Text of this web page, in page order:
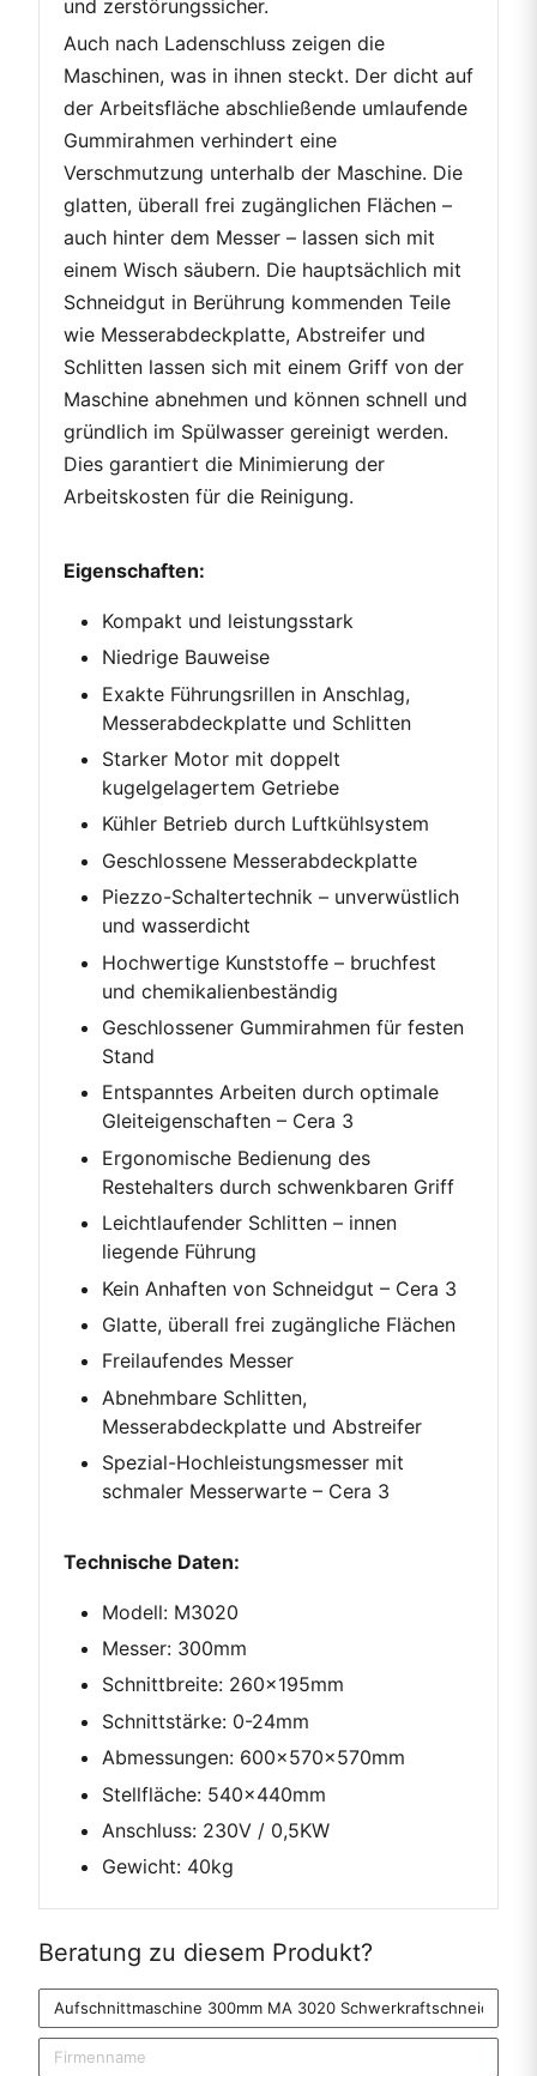
und zerstörungssicher.
Auch nach Ladenschluss zeigen die
Maschinen, was in ihnen steckt. Der dicht auf
der Arbeitsfläche abschließende umlaufende
Gummirahmen verhindert eine
Verschmutzung unterhalb der Maschine. Die
glatten, überall frei zugänglichen Flächen –
auch hinter dem Messer – lassen sich mit
einem Wisch säubern. Die hauptsächlich mit
Schneidgut in Berührung kommenden Teile
wie Messerabdeckplatte, Abstreifer und
Schlitten lassen sich mit einem Griff von der
Maschine abnehmen und können schnell und
gründlich im Spülwasser gereinigt werden.
Dies garantiert die Minimierung der
Arbeitskosten für die Reinigung.
Eigenschaften:
Kompakt und leistungsstark
Niedrige Bauweise
Exakte Führungsrillen in Anschlag,
Messerabdeckplatte und Schlitten
Starker Motor mit doppelt
kugelgelagertem Getriebe
Kühler Betrieb durch Luftkühlsystem
Geschlossene Messerabdeckplatte
Piezzo-Schaltertechnik – unverwüstlich
und wasserdicht
Hochwertige Kunststoffe – bruchfest
und chemikalienbeständig
Geschlossener Gummirahmen für festen
Stand
Entspanntes Arbeiten durch optimale
Gleiteigenschaften – Cera 3
Ergonomische Bedienung des
Restehalters durch schwenkbaren Griff
Leichtlaufender Schlitten – innen
liegende Führung
Kein Anhaften von Schneidgut – Cera 3
Glatte, überall frei zugängliche Flächen
Freilaufendes Messer
Abnehmbare Schlitten,
Messerabdeckplatte und Abstreifer
Spezial-Hochleistungsmesser mit
schmaler Messerwarte – Cera 3
Technische Daten:
Modell: M3020
Messer: 300mm
Schnittbreite: 260x195mm
Schnittstärke: 0-24mm
Abmessungen: 600x570x570mm
Stellfläche: 540x440mm
Anschluss: 230V / 0,5KW
Gewicht: 40kg
Beratung zu diesem Produkt?
Produkt
Firmenname